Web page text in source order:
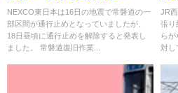
NEXCO東日本は16日の地震で常磐道の一
部区間が通行止めとなっていましたが、
18日昼頃に通行止めを解除すると発表し
ました。 常磐道復旧作業...
辱
JR
張り
ら
対し